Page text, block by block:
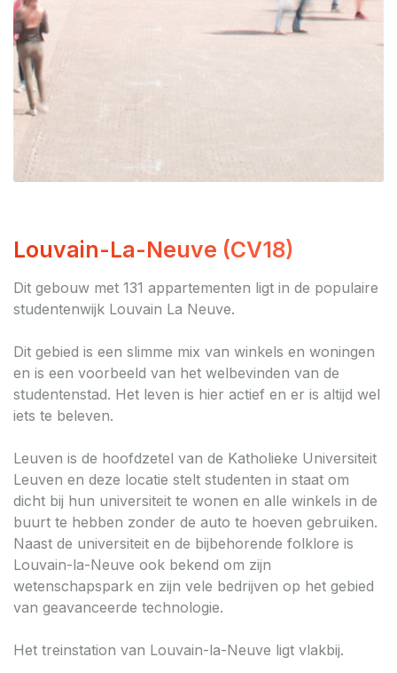
Louvain-La-Neuve (CV18)
Dit gebouw met 131 appartementen ligt in de populaire
studentenwijk Louvain La Neuve.
Dit gebied is een slimme mix van winkels en woningen
en is een voorbeeld van het welbevinden van de
studentenstad. Het leven is hier actief en er is altijd wel
iets te beleven.
Leuven is de hoofdzetel van de Katholieke Universiteit
Leuven en deze locatie stelt studenten in staat om
dicht bij hun universiteit te wonen en alle winkels in de
buurt te hebben zonder de auto te hoeven gebruiken.
Naast de universiteit en de bijbehorende folklore is
Louvain-la-Neuve ook bekend om zijn
wetenschapspark en zijn vele bedrijven op het gebied
van geavanceerde technologie.
Het treinstation van Louvain-la-Neuve ligt vlakbij.